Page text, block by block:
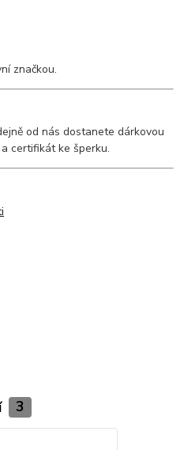
značkou.
od nás dostanete dárkovou
certifikát ke šperku.
3